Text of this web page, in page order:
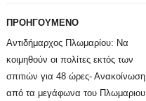
ΠΡΟΗΓΟΥΜΕΝΟ
Αντιδήμαρχος Πλωμαρίου: Να
κοιμηθούν οι πολίτες εκτός των
σπιτιών για 48 ώρες- Ανακοίνωση
από τα μεγάφωνα του Πλωμαριου